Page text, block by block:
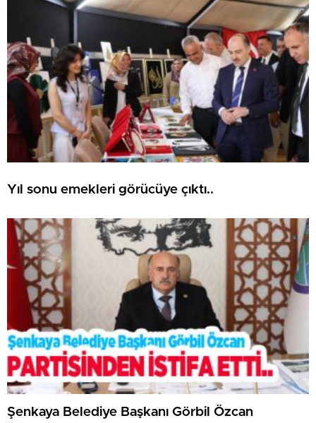
Yıl sonu emekleri görücüye çıktı..
Şenkaya Belediye Başkanı Görbil Özcan